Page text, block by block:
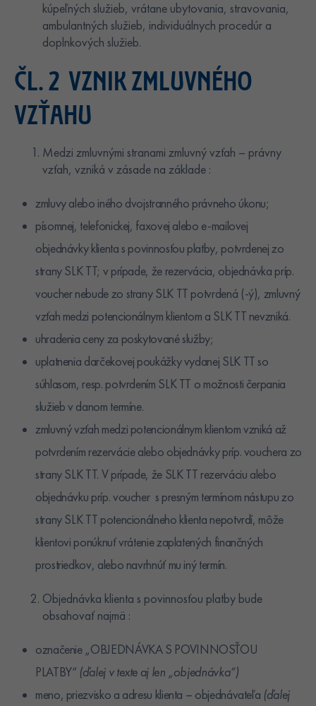
kúpeľných služieb, vrátane ubytovania, stravovania,
ambulantných služieb, individuálnych procedúr a
doplnkových služieb.
ČL. 2 VZNIK ZMLUVNÉHO
VZŤAHU
Medzi zmluvnými stranami zmluvný vzťah – právny
vzťah, vzniká v zásade na základe :
zmluvy alebo iného dvojstranného právneho úkonu;
písomnej, telefonickej, faxovej alebo e-mailovej
objednávky klienta s povinnosťou platby, potvrdenej zo
strany SLK TT; v prípade, že rezervácia, objednávka príp.
voucher nebude zo strany SLK TT potvrdená (-ý), zmluvný
vzťah medzi potencionálnym klientom a SLK TT nevzniká.
uhradenia ceny za poskytované služby;
uplatnenia darčekovej poukážky vydanej SLK TT so
súhlasom, resp. potvrdením SLK TT o možnosti čerpania
služieb v danom termíne.
zmluvný vzťah medzi potencionálnym klientom vzniká až
potvrdením rezervácie alebo objednávky príp. vouchera zo
strany SLK TT. V prípade, že SLK TT rezerváciu alebo
objednávku príp. voucher s presným termínom nástupu zo
strany SLK TT potencionálneho klienta nepotvrdí, môže
klientovi ponúknuť vrátenie zaplatených finančných
prostriedkov, alebo navrhnúť mu iný termín.
Objednávka klienta s povinnosťou platby bude
obsahovať najmä :
označenie „OBJEDNÁVKA S POVINNOSŤOU
PLATBY“ (ďalej v texte aj len „objednávka“)
meno, priezvisko a adresu klienta – objednávateľa (ďalej